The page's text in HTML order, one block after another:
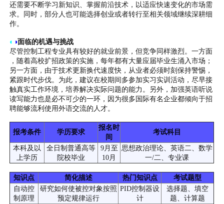
还需要不断学习新知识、掌握前沿技术，以适应快速变化的市场需
求。同时，部分人也可能选择创业或者转行至相关领域继续深耕细
作。
◐ ◑面临的机遇与挑战
尽管控制工程专业具有较好的就业前景，但竞争同样激烈。一方面
，随着高校扩招政策的实施，每年都有大量应届毕业生涌入市场；
另一方面，由于技术更新换代速度快，从业者必须时刻保持警惕，
紧跟时代步伐。为此，建议在校期间多参加实习实训活动，尽早接
触真实工作环境，培养解决实际问题的能力。另外，加强英语听说
读写能力也是必不可少的一环，因为很多国际有名企业都倾向于招
聘能够流利使用外语交流的人才。
报考条件 学历要求
报名时
间
考试科目
本科及以
上学历
全日制普通高等
院校毕业
9月至
10月
思想政治理论、英语二、数学
一/二、专业课
知识点 简化描述 热门知识点
考试题型
自动控
制原理
研究如何使被控对象按照
预定规律运行
PID控制器设
计
选择题、填空
题、计算题